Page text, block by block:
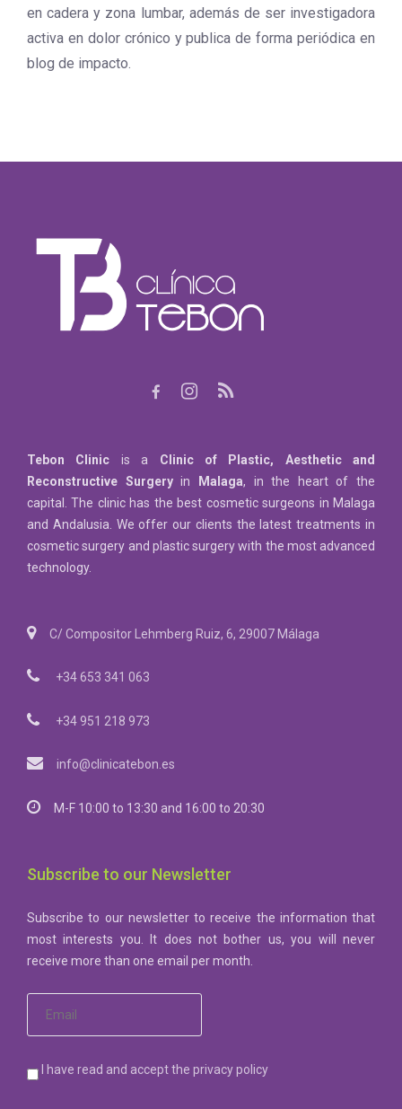
en cadera y zona lumbar, además de ser investigadora
activa en dolor crónico y publica de forma periódica en
blog de impacto.
Tebon Clinic is a Clinic of Plastic, Aesthetic and
Reconstructive Surgeryin Malaga, in the heart of the
capital. The clinic has the best cosmetic surgeons in Malaga
and Andalusia. We offer our clients the latest treatments in
cosmetic surgery and plastic surgery with the most advanced
technology.
C/ Compositor Lehmberg Ruiz, 6, 29007 Málaga
+34 653 341 063
+34 951 218 973
info@clinicatebon.es
M-F 10:00 to 13:30 and 16:00 to 20:30
Subscribe to our Newsletter
Subscribe to our newsletter to receive the information that
most interests you. It does not bother us, you will never
receive more than one email per month.
I have read and accept the privacy policy